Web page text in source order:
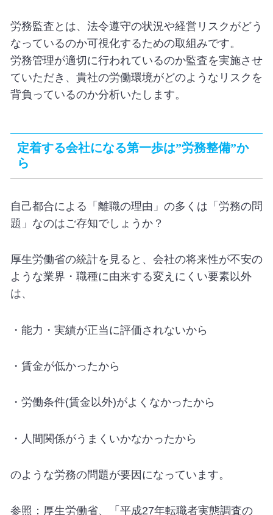
労務監査とは、法令遵守の状況や経営リスクがどう
なっているのか可視化するための取組みです。
労務管理が適切に行われているのか監査を実施させ
ていただき、貴社の労働環境がどのようなリスクを
背負っているのか分析いたします。
定着する会社になる第一歩は”労務整備”か
ら
自己都合による「離職の理由」の多くは「労務の問
題」なのはご存知でしょうか？
厚生労働省の統計を見ると、会社の将来性が不安の
ような業界・職種に由来する変えにくい要素以外
は、
・能力・実績が正当に評価されないから
・賃金が低かったから
・労働条件(賃金以外)がよくなかったから
・人間関係がうまくいかなかったから
のような労務の問題が要因になっています。
参照：厚生労働省、「平成27年転職者実態調査の